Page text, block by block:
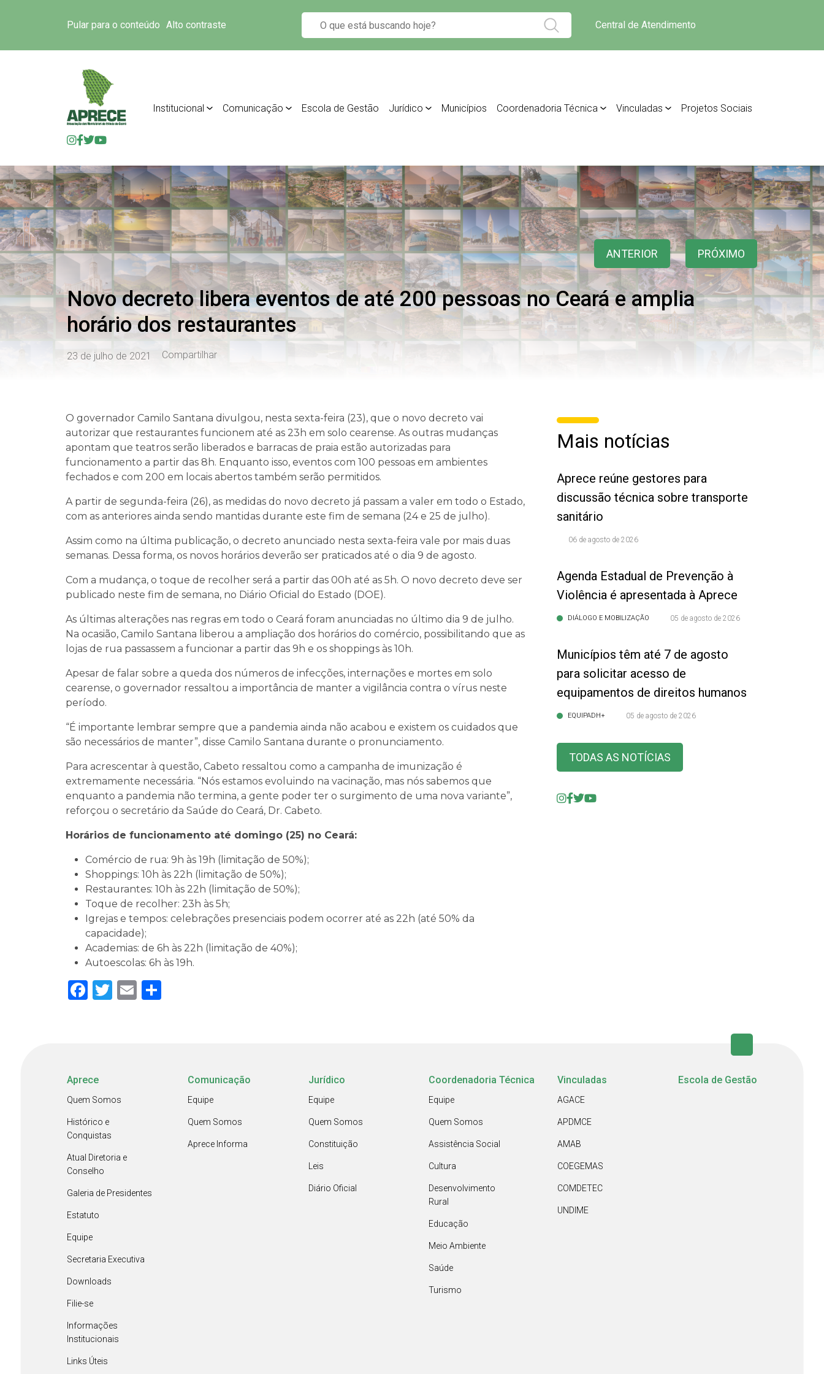
Pular para o conteúdo Alto contraste Central de Atendimento
Institucional Comunicação Escola de Gestão Jurídico Municípios Coordenadoria Técnica Vinculadas Projetos Sociais
ANTERIOR PRÓXIMO
Novo decreto libera eventos de até 200 pessoas no Ceará e amplia
horário dos restaurantes
23 de julho de 2021 Compartilhar
O governador Camilo Santana divulgou, nesta sexta-feira (23), que o novo decreto vai
autorizar que restaurantes funcionem até as 23h em solo cearense. As outras mudanças
apontam que teatros serão liberados e barracas de praia estão autorizadas para
funcionamento a partir das 8h. Enquanto isso, eventos com 100 pessoas em ambientes
fechados e com 200 em locais abertos também serão permitidos.
A partir de segunda-feira (26), as medidas do novo decreto já passam a valer em todo o Estado,
com as anteriores ainda sendo mantidas durante este fim de semana (24 e 25 de julho).
Assim como na última publicação, o decreto anunciado nesta sexta-feira vale por mais duas
semanas. Dessa forma, os novos horários deverão ser praticados até o dia 9 de agosto.
Com a mudança, o toque de recolher será a partir das 00h até as 5h. O novo decreto deve ser
publicado neste fim de semana, no Diário Oficial do Estado (DOE).
As últimas alterações nas regras em todo o Ceará foram anunciadas no último dia 9 de julho.
Na ocasião, Camilo Santana liberou a ampliação dos horários do comércio, possibilitando que as
lojas de rua passassem a funcionar a partir das 9h e os shoppings às 10h.
Apesar de falar sobre a queda dos números de infecções, internações e mortes em solo
cearense, o governador ressaltou a importância de manter a vigilância contra o vírus neste
período.
“É importante lembrar sempre que a pandemia ainda não acabou e existem os cuidados que
são necessários de manter”, disse Camilo Santana durante o pronunciamento.
Para acrescentar à questão, Cabeto ressaltou como a campanha de imunização é
extremamente necessária. “Nós estamos evoluindo na vacinação, mas nós sabemos que
enquanto a pandemia não termina, a gente poder ter o surgimento de uma nova variante”,
reforçou o secretário da Saúde do Ceará, Dr. Cabeto.
Horários de funcionamento até domingo (25) no Ceará:
Comércio de rua: 9h às 19h (limitação de 50%);
Shoppings: 10h às 22h (limitação de 50%);
Restaurantes: 10h às 22h (limitação de 50%);
Toque de recolher: 23h às 5h;
Igrejas e tempos: celebrações presenciais podem ocorrer até as 22h (até 50% da
capacidade);
Academias: de 6h às 22h (limitação de 40%);
Autoescolas: 6h às 19h.
Facebook
Twitter
Email
Mais notícias
Aprece reúne gestores para
discussão técnica sobre transporte
sanitário
06 de agosto de 2026
Agenda Estadual de Prevenção à
Violência é apresentada à Aprece
DIÁLOGO E MOBILIZAÇÃO 05 de agosto de 2026
Municípios têm até 7 de agosto
para solicitar acesso de
equipamentos de direitos humanos
EQUIPADH+ 05 de agosto de 2026
TODAS AS NOTÍCIAS
Aprece
Quem Somos
Histórico e
Conquistas
Atual Diretoria e
Conselho
Galeria de Presidentes
Estatuto
Equipe
Secretaria Executiva
Downloads
Filie-se
Informações
Institucionais
Links Úteis
Comunicação
Equipe
Quem Somos
Aprece Informa
Jurídico
Equipe
Quem Somos
Constituição
Leis
Diário Oficial
Coordenadoria Técnica
Equipe
Quem Somos
Assistência Social
Cultura
Desenvolvimento
Rural
Educação
Meio Ambiente
Saúde
Turismo
Vinculadas
AGACE
APDMCE
AMAB
COEGEMAS
COMDETEC
UNDIME
Escola de Gestão